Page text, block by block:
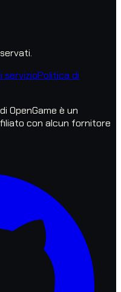
servizioPolitica di
OpenGame è un
con alcun fornitore